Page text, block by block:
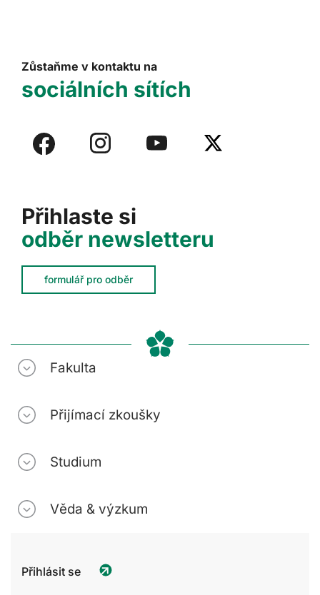
Přihlaste si
odběr newsletteru
formulář pro odběr
Zůstaňme v kontaktu na
sociálních sítích
Fakulta
Přijímací zkoušky
Studium
Věda & výzkum
Přihlásit se